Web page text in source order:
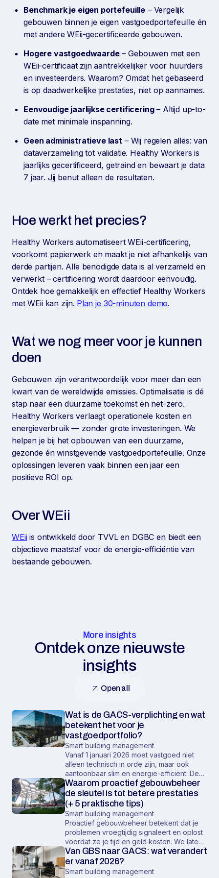
Benchmark je eigen portefeuille – Vergelijk
gebouwen binnen je eigen vastgoedportefeuille én
met andere WEii-gecertificeerde gebouwen.
Hogere vastgoedwaarde– Gebouwen met een
WEii-certificaat zijn aantrekkelijker voor huurders
en investeerders. Waarom? Omdat het gebaseerd
is op daadwerkelijke prestaties, niet op aannames.
Eenvoudige jaarlijkse certificering– Altijd up-to-
date met minimale inspanning.
Geen administratieve last – Wij regelen alles: van
dataverzameling tot validatie. Healthy Workers is
jaarlijks gecertificeerd, getraind en bewaart je data
7 jaar. Jij benut alleen de resultaten.
Hoe werkt het precies?
Healthy Workers automatiseert WEii-certificering,
voorkomt papierwerk en maakt je niet afhankelijk van
derde partijen. Alle benodigde data is al verzameld en
verwerkt – certificering wordt daardoor eenvoudig.
Ontdek hoe gemakkelijk en effectief Healthy Workers
met WEii kan zijn. Plan je 30-minuten demo.
Wat we nog meer voor je kunnen
doen
Gebouwen zijn verantwoordelijk voor meer dan een
kwart van de wereldwijde emissies. Optimalisatie is dé
stap naar een duurzame toekomst en net-zero.
Healthy Workers verlaagt operationele kosten en
energieverbruik — zonder grote investeringen. We
helpen je bij het opbouwen van een duurzame,
gezonde én winstgevende vastgoedportefeuille. Onze
oplossingen leveren vaak binnen een jaar een
positieve ROI op.
Over WEii
WEiiis ontwikkeld door TVVL en DGBC en biedt een
objectieve maatstaf voor de energie-efficiëntie van
bestaande gebouwen.
More insights
Ontdek onze nieuwste
insights
Open all
Smart building management
Wat is de GACS-verplichting en wat
betekent het voor je
vastgoedportfolio?
Vanaf 1 januari 2026 moet vastgoed niet
alleen technisch in orde zijn, maar ook
aantoonbaar slim en energie-efficiënt. De
nieuwe GACS-verplichting raakt een groot
deel van de niet-residentiële gebouwen in
Nederland en stelt duidelijke eisen aan hoe
installaties moeten worden gemonitord en
bestuurd. In dit artikel leggen we je uit wat
GACS inhoudt, voor wie het relevant is en
waarom je nu in actie moet komen.
Smart building management
Waarom proactief gebouwbeheer
de sleutel is tot betere prestaties
(+ 5 praktische tips)
Proactief gebouwbeheer betekent dat je
problemen vroegtijdig signaleert en oplost
voordat ze je tijd en geld kosten. We laten
zien hoe je dat in de praktijk toepast, hoe
het je energieverbruik en vastgoedwaarde
verbetert, en we geven 5 concrete
Smart building management
Van GBS naar GACS: wat verandert
er vanaf 2026?